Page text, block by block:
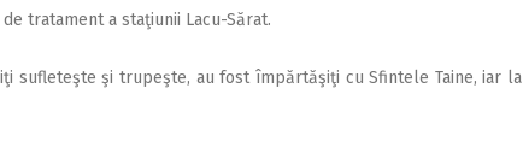
tratament a staţiunii Lacu-Sărat.
sufleteşte şi trupeşte, au fost împărtăşiţi cu Sfintele Taine, iar la